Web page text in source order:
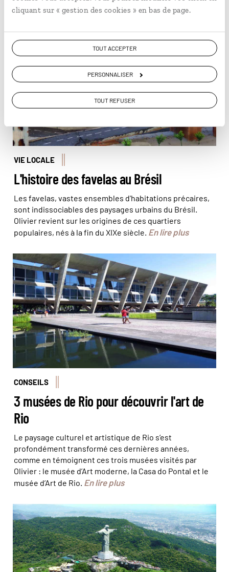
cliquant sur « gestion des cookies » en bas de page.
TOUT ACCEPTER
PERSONNALISER
TOUT REFUSER
retrouve tout son charme…En lire plus
Représentation artistique du quotidien des favelas ©
Olivier Bodart (@beatit!)
VIE LOCALE
L'histoire des favelas au Brésil
Les favelas, vastes ensembles d'habitations précaires,
sont indissociables des paysages urbains du Brésil.
Olivier revient sur les origines de ces quartiers
populaires, nés à la fin du XIXe siècle. En lire plus
L’architecture moderne du MAM © Olivier Bodart
(@beatit!)
CONSEILS
3 musées de Rio pour découvrir l'art de
Rio
Le paysage culturel et artistique de Rio s’est
profondément transformé ces dernières années,
comme en témoignent ces trois musées visités par
Olivier : le musée d’Art moderne, la Casa do Pontal et le
musée d’Art de Rio. En lire plus
Le Christ veille sur le Parc National de Tijuca © icmbio